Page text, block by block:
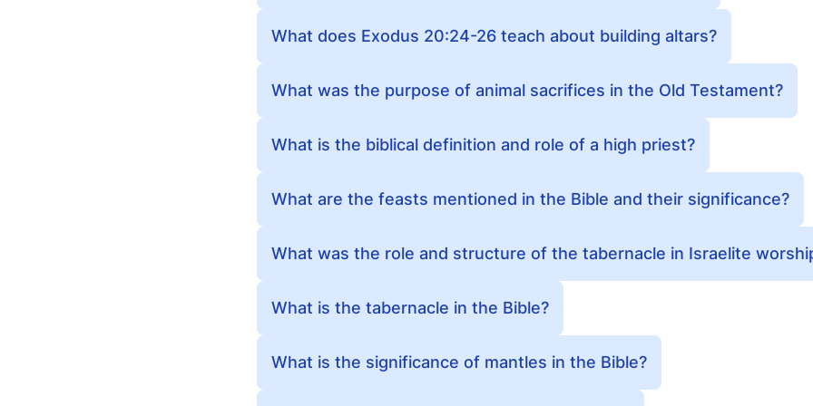
What does Exodus 20:24-26 teach about building altars?
What was the purpose of animal sacrifices in the Old Testament?
What is the biblical definition and role of a high priest?
What are the feasts mentioned in the Bible and their significance?
What was the role and structure of the tabernacle in Israelite
What is the tabernacle in the Bible?
What is the significance of mantles in the Bible?